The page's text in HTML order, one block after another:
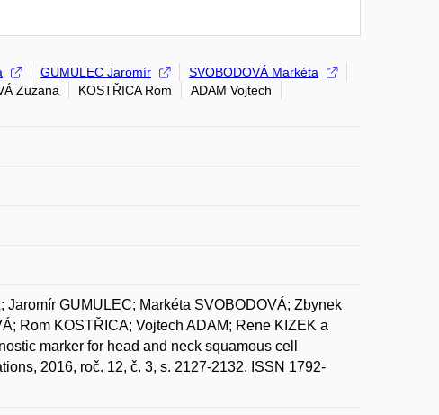
GUMULEC Jaromír
SVOBODOVÁ Markéta
Zuzana KOSTŘICA Rom
ADAM Vojtech
GUMULEC; Markéta SVOBODOVÁ; Zbynek
Rom KOSTŘICA; Vojtech ADAM; Rene KIZEK a
marker for head and neck squamous cell
2016, roč. 12, č. 3, s. 2127-2132. ISSN 1792-